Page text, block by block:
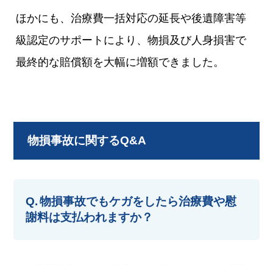
ほかにも、治療費一括対応の延長や後遺障害等
級認定のサポートにより、物損及び人身損害で
最終的な賠償額を大幅に増額できました。
物損事故に関するQ&A
物損事故でもケガをしたら治療費や慰
謝料は支払われますか？